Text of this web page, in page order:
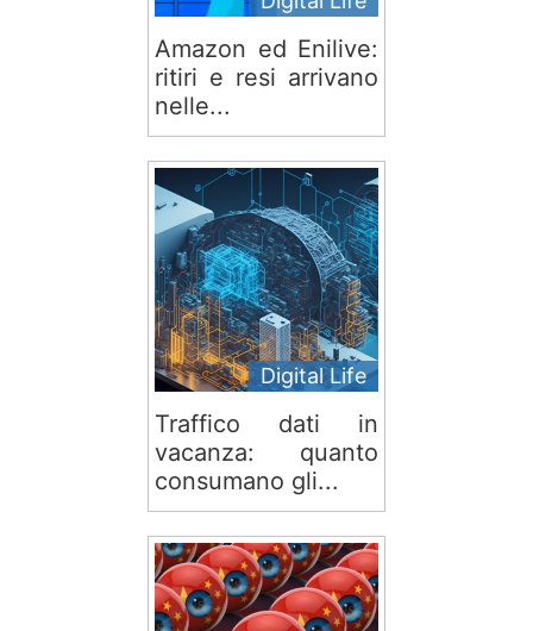
Amazon ed Enilive:
ritiri e resi arrivano
nelle...
Digital Life
Traffico dati in
vacanza: quanto
consumano gli...